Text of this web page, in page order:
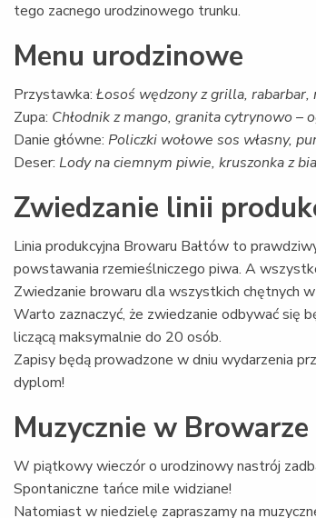
tego zacnego urodzinowego trunku.
Menu urodzinowe
Przystawka: Łosoś wędzony z grilla,
Zupa: Chłodnik z mango, granita cytrynowo –
Danie główne: Policzki wołowe sos własny,
Deser: Lody na ciemnym piwie, kruszonka z
Zwiedzanie linii
Linia produkcyjna Browaru Bałtów to
powstawania rzemieślniczego piwa. A
Zwiedzanie browaru dla wszystkich chętnych w
Warto zaznaczyć, że zwiedzanie odbywać się
liczącą maksymalnie do 20 osób.
Zapisy będą prowadzone w dniu wydarzenia
dyplom!
Muzycznie w
W piątkowy wieczór o urodzinowy nastrój
Spontaniczne tańce mile widziane!
Natomiast w niedzielę zapraszamy na